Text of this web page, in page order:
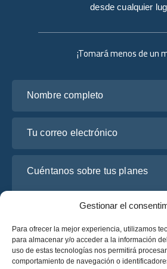
Gestionar el
Para ofrecer la mejor experiencia, utilizamos
para almacenar y/o acceder a la información
uso de estas tecnologías nos permitirá
comportamiento de navegación o
¡Tomará menos de un
desde cualquier